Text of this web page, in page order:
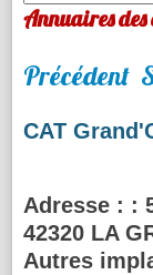
Annuaires des
Précédent
CAT
Adresse : :
42320 LA
Autres